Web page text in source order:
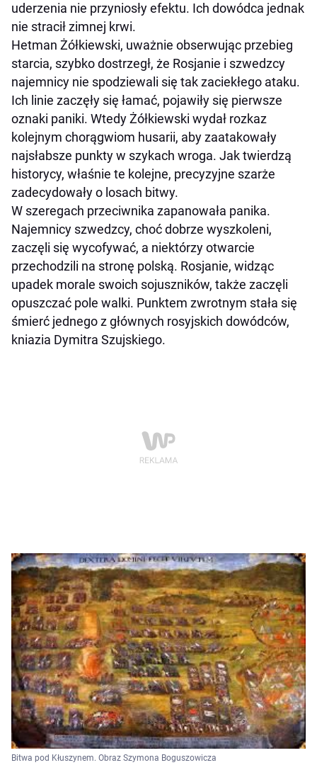
uderzenia nie przyniosły efektu. Ich dowódca jednak
nie stracił zimnej krwi.
Hetman Żółkiewski, uważnie obserwując przebieg
starcia, szybko dostrzegł, że Rosjanie i szwedzcy
najemnicy nie spodziewali się tak zaciekłego ataku.
Ich linie zaczęły się łamać, pojawiły się pierwsze
oznaki paniki. Wtedy Żółkiewski wydał rozkaz
kolejnym chorągwiom husarii, aby zaatakowały
najsłabsze punkty w szykach wroga. Jak twierdzą
historycy, właśnie te kolejne, precyzyjne szarże
zadecydowały o losach bitwy.
W szeregach przeciwnika zapanowała panika.
Najemnicy szwedzcy, choć dobrze wyszkoleni,
zaczęli się wycofywać, a niektórzy otwarcie
przechodzili na stronę polską. Rosjanie, widząc
upadek morale swoich sojuszników, także zaczęli
opuszczać pole walki. Punktem zwrotnym stała się
śmierć jednego z głównych rosyjskich dowódców,
kniazia Dymitra Szujskiego.
Bitwa pod Kłuszynem. Obraz Szymona Boguszowicza